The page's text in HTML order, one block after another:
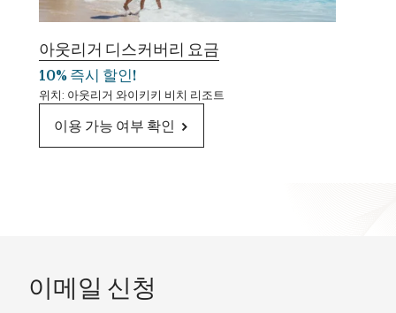
아웃리거 디스커버리 요금
10% 즉시 할인!
위치: 아웃리거 와이키키 비치 리조트
이용 가능 여부 확인
이메일 신청